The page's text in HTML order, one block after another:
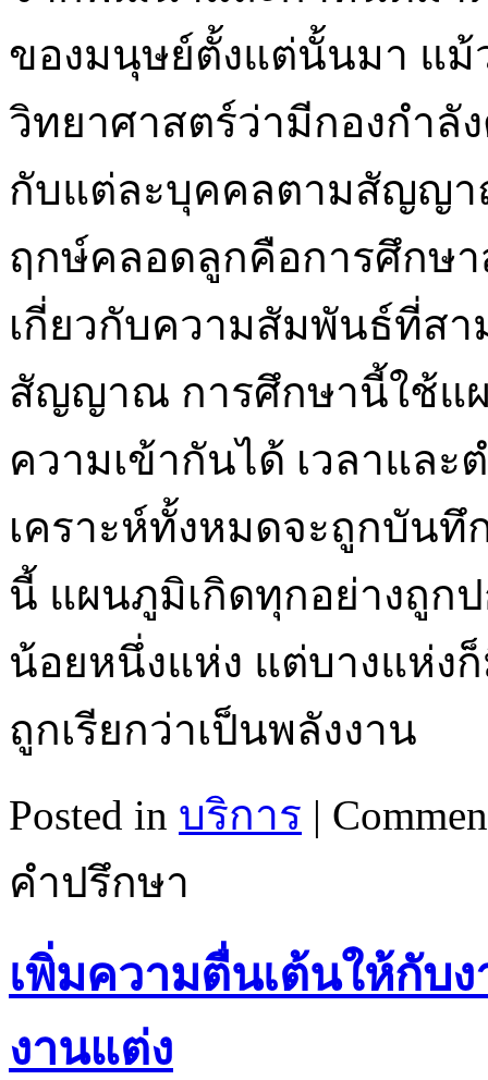
ของมนุษย์ตั้งแต่นั้นมา แม้
วิทยาศาสตร์ว่ามีกองกำลั
กับแต่ละบุคคลตามสัญญา
ฤกษ์คลอดลูกคือการศึกษ
เกี่ยวกับความสัมพันธ์ที่สา
สัญญาณ การศึกษานี้ใช้แ
ความเข้ากันได้ เวลาแล
เคราะห์ทั้งหมดจะถูกบันทึ
นี้ แผนภูมิเกิดทุกอย่างถูก
น้อยหนึ่งแห่ง แต่บางแห่ง
ถูกเรียกว่าเป็นพลังงาน
Posted in บริการ |
คำปรึกษา
เพิ่มความตื่นเต้นให้กับ
งานแต่ง